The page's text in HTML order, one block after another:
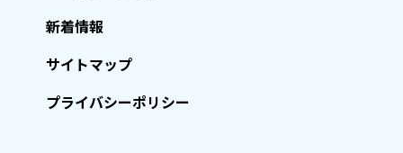
新着情報
サイトマップ
プライバシーポリシー